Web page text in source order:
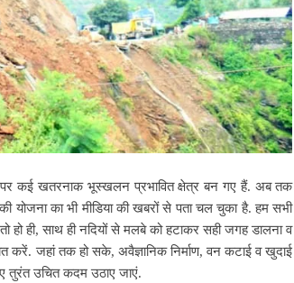
पर कई खतरनाक भूस्खलन प्रभावित क्षेत्र बन गए हैं. अब तक
योजना का भी मीडिया की खबरों से पता चल चुका है. हम सभी
ही, साथ ही नदियों से मलबे को हटाकर सही जगह डालना व
करें.जहां तक हो सके, अवैज्ञानिक निर्माण, वन कटाई व खुदाई
तुरंत उचित कदम उठाए जाएं.